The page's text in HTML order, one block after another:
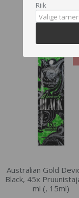
€22.87 €22.18
Australian Gold
Black, 45x
ml (, 15ml)
Riik
Valige